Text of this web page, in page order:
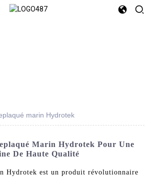
marin Hydrotek
Marin Hydrotek Pour Une
De Haute Qualité
Hydrotek est un produit révolutionnaire